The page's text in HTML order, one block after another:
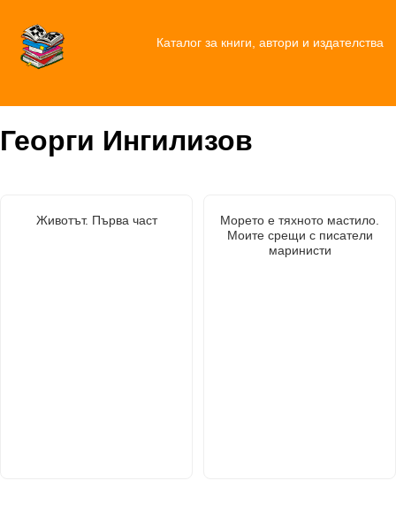
Каталог за книги, автори и издателства
Георги Ингилизов
Животът. Първа част
Морето е тяхното мастило.
Моите срещи с писатели
маринисти